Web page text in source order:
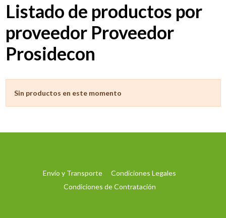
Listado de productos por
proveedor Proveedor
Prosidecon
Sin productos en este momento
Envío y Transporte
Condiciones Legales
Condiciones de Contratación